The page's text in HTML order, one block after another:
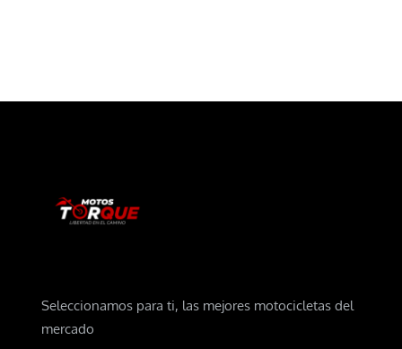
Seleccionamos para ti, las mejores motocicletas del
mercado